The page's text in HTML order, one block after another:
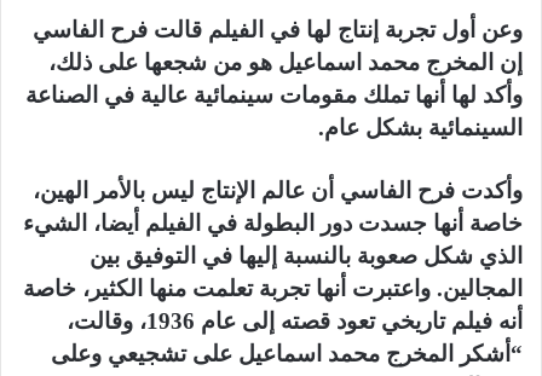
وعن أول تجربة إنتاج لها في الفيلم قالت فرح الفاسي
إن المخرج محمد اسماعيل هو من شجعها على ذلك،
وأكد لها أنها تملك مقومات سينمائية عالية في الصناعة
السينمائية بشكل عام.
وأكدت فرح الفاسي أن عالم الإنتاج ليس بالأمر الهين،
خاصة أنها جسدت دور البطولة في الفيلم أيضا، الشيء
الذي شكل صعوبة بالنسبة إليها في التوفيق بين
المجالين. واعتبرت أنها تجربة تعلمت منها الكثير، خاصة
أنه فيلم تاريخي تعود قصته إلى عام 1936، وقالت،
“أشكر المخرج محمد اسماعيل على تشجيعي وعلى